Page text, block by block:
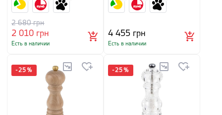
2 010 грн
2 680грн
Есть в наличии
4 455 грн
Есть в наличии
-25 % -25 %